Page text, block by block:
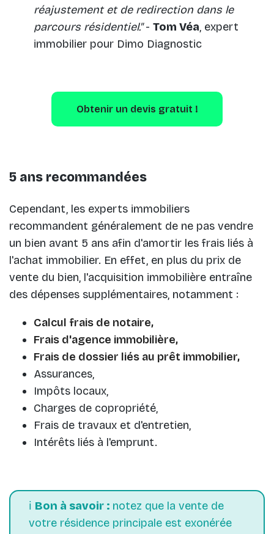
réajustement et de redirection dans le
parcours résidentiel."- Tom Véa, expert
immobilier pour Dimo Diagnostic
Obtenir un devis gratuit !
5 ans recommandées
Cependant, les experts immobiliers
recommandent généralement de ne pas vendre
un bien avant 5 ans afin d'amortir les frais liés à
l'achat immobilier. En effet, en plus du prix de
vente du bien, l'acquisition immobilière entraîne
des dépenses supplémentaires, notamment :
Calcul frais de notaire,
Frais d'agence immobilière,
Frais de dossier liés au prêt immobilier,
Assurances,
Impôts locaux,
Charges de copropriété,
Frais de travaux et d'entretien,
Intérêts liés à l'emprunt.
ℹ️ Bon à savoir : notez que la vente de
votre résidence principale est exonérée